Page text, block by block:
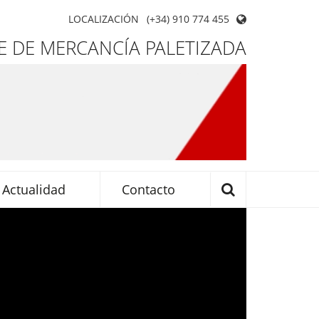
LOCALIZACIÓN (+34) 910 774 455
DE MERCANCÍA PALETIZADA
Actualidad Contacto